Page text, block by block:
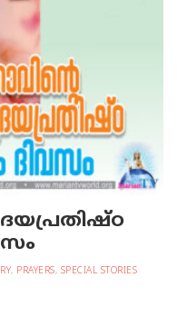
, PRAYERS, SPECIAL STORIES